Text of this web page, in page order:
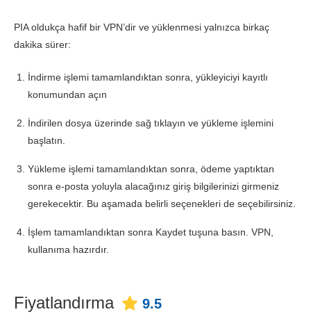
PIA oldukça hafif bir VPN’dir ve yüklenmesi yalnızca birkaç
dakika sürer:
İndirme işlemi tamamlandıktan sonra, yükleyiciyi kayıtlı
konumundan açın
İndirilen dosya üzerinde sağ tıklayın ve yükleme işlemini
başlatın.
Yükleme işlemi tamamlandıktan sonra, ödeme yaptıktan
sonra e-posta yoluyla alacağınız giriş bilgilerinizi girmeniz
gerekecektir. Bu aşamada belirli seçenekleri de seçebilirsiniz.
İşlem tamamlandıktan sonra Kaydet tuşuna basın. VPN,
kullanıma hazırdır.
Fiyatlandırma 9.5